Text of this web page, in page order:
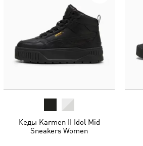
Кеды Karmen II Idol Mid
Sneakers Women